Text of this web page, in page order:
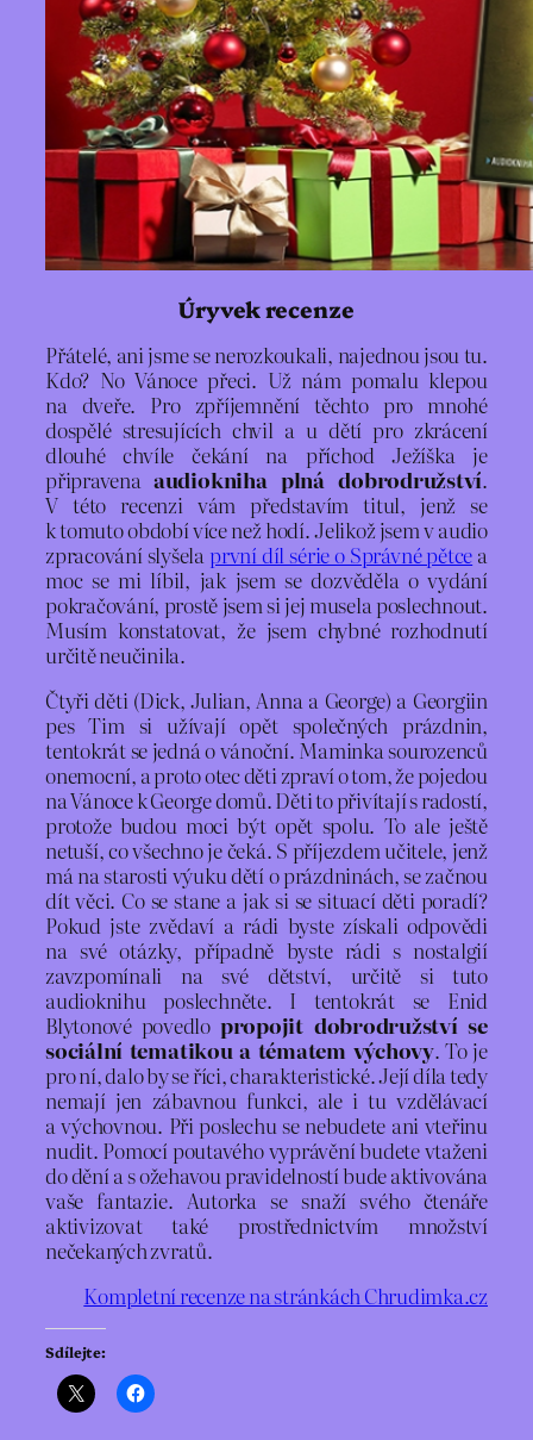
Úryvek recenze
Přátelé, ani jsme se nerozkoukali, najednou jsou tu.
Kdo? No Vánoce přeci. Už nám pomalu klepou
na dveře. Pro zpříjemnění těchto pro mnohé
dospělé stresujících chvil a u dětí pro zkrácení
dlouhé chvíle čekání na příchod Ježíška je
připravena audiokniha plná dobrodružství.
V této recenzi vám představím titul, jenž se
k tomuto období více než hodí. Jelikož jsem v audio
zpracování slyšela první díl série o Správné pětce a
moc se mi líbil, jak jsem se dozvěděla o vydání
pokračování, prostě jsem si jej musela poslechnout.
Musím konstatovat, že jsem chybné rozhodnutí
určitě neučinila.
Čtyři děti (Dick, Julian, Anna a George) a Georgiin
pes Tim si užívají opět společných prázdnin,
tentokrát se jedná o vánoční. Maminka sourozenců
onemocní, a proto otec děti zpraví o tom, že pojedou
na Vánoce k George domů. Děti to přivítají s radostí,
protože budou moci být opět spolu. To ale ještě
netuší, co všechno je čeká. S příjezdem učitele, jenž
má na starosti výuku dětí o prázdninách, se začnou
dít věci. Co se stane a jak si se situací děti poradí?
Pokud jste zvědaví a rádi byste získali odpovědi
na své otázky, případně byste rádi s nostalgií
zavzpomínali na své dětství, určitě si tuto
audioknihu poslechněte. I tentokrát se Enid
Blytonové povedlo propojit dobrodružství se
sociální tematikou a tématem výchovy. To je
pro ní, dalo by se říci, charakteristické. Její díla tedy
nemají jen zábavnou funkci, ale i tu vzdělávací
a výchovnou. Při poslechu se nebudete ani vteřinu
nudit. Pomocí poutavého vyprávění budete vtaženi
do dění a s ožehavou pravidelností bude aktivována
vaše fantazie. Autorka se snaží svého čtenáře
aktivizovat také prostřednictvím množství
nečekaných zvratů.
Kompletní recenze na stránkách Chrudimka.cz
Sdílejte: